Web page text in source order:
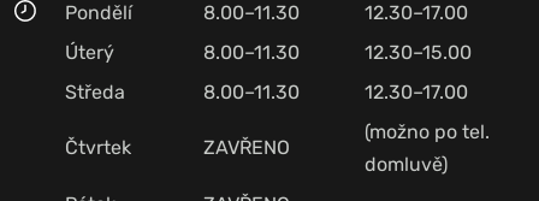
Pondělí 8.00–11.30
12.30–17.00
Úterý
8.00–11.30
12.30–15.00
Středa
8.00–11.30 12.30–17.00
Čtvrtek ZAVŘENO
(možno po tel.
domluvě)